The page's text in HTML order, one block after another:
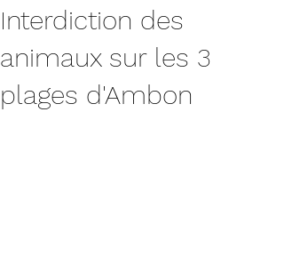
Interdiction des
animaux sur les 3
plages d'Ambon